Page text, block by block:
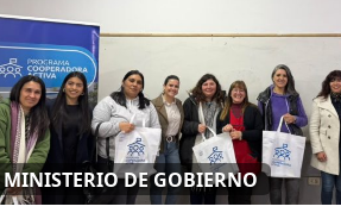
MINISTERIO DE GOBIERNO